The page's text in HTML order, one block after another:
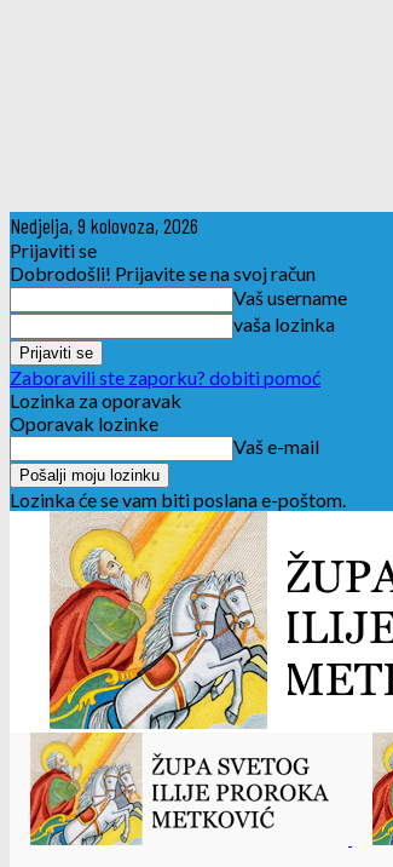
Nedjelja, 9 kolovoza, 2026
Prijaviti se
Dobrodošli! Prijavite se na svoj račun
Vaš username
vaša lozinka
Zaboravili ste zaporku? dobiti pomoć
Lozinka za oporavak
Oporavak lozinke
Vaš e-mail
Lozinka će se vam biti poslana e-poštom.